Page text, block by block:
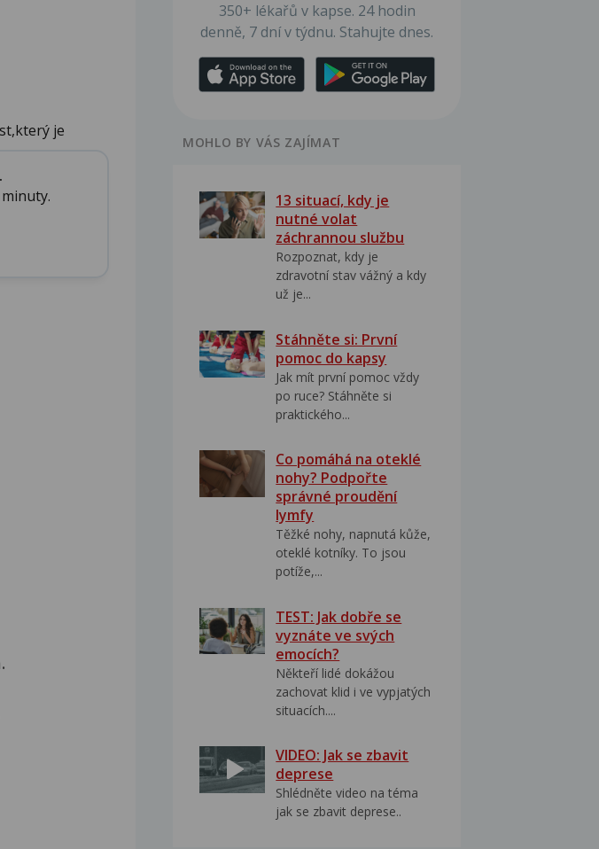
je
350+ lékařů v kapse. 24 hodin
denně, 7 dní v týdnu. Stahujte dnes.
MOHLO BY VÁS ZAJÍMAT
13 situací, kdy je
nutné volat
záchrannou službu
Rozpoznat, kdy je
zdravotní stav vážný a kdy
už je...
Stáhněte si: První
pomoc do kapsy
Jak mít první pomoc vždy
po ruce? Stáhněte si
praktického...
Co pomáhá na oteklé
nohy? Podpořte
správné proudění
lymfy
Těžké nohy, napnutá kůže,
oteklé kotníky. To jsou
potíže,...
TEST: Jak dobře se
vyznáte ve svých
emocích?
Někteří lidé dokážou
zachovat klid i ve vypjatých
situacích....
VIDEO: Jak se zbavit
deprese
Shlédněte video na téma
jak se zbavit deprese..